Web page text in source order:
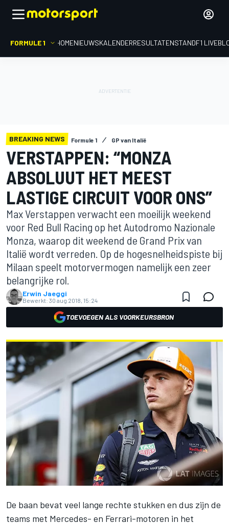
FORMULE 1 HOMENIEUWSKALENDERRESULTATENSTANDF1
BREAKING NEWS Formule 1 GP van Italië
VERSTAPPEN: “MONZA
ABSOLUUT HET MEEST
LASTIGE CIRCUIT VOOR ONS”
Max Verstappen verwacht een moeilijk weekend
voor Red Bull Racing op het Autodromo Nazionale
Monza, waarop dit weekend de Grand Prix van
Italië wordt verreden. Op de hogesnelheidspiste bij
Milaan speelt motorvermogen namelijk een zeer
belangrijke rol.
Erwin Jaeggi
Bewerkt: 30 aug 2018, 15:24
TOEVOEGEN ALS VOORKEURSBRON
De baan bevat veel lange rechte stukken en dus zijn de
teams met Mercedes- en Ferrari-motoren in het